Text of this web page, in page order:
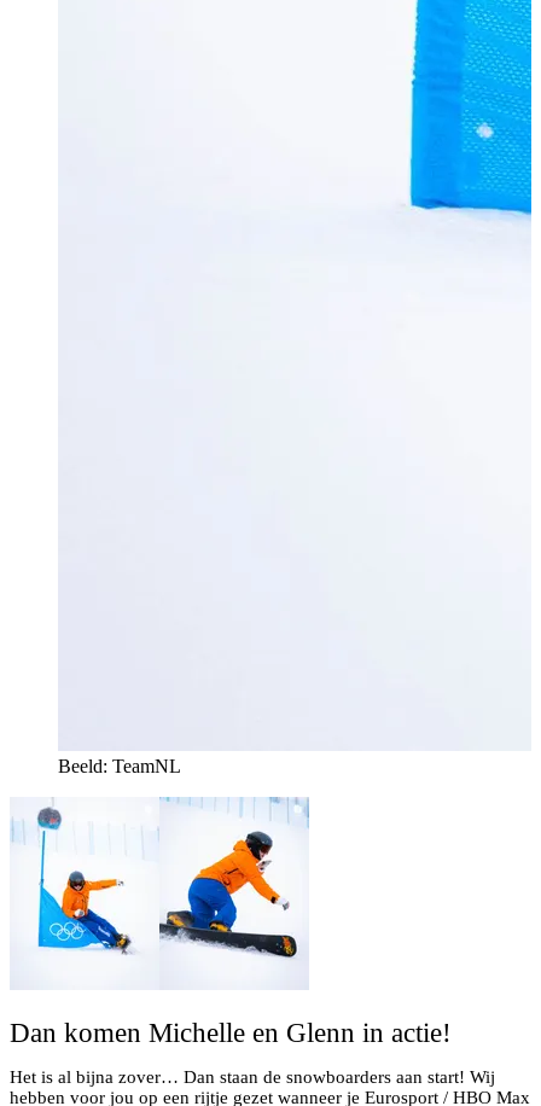
Beeld: TeamNL
Dan komen Michelle en Glenn in actie!
Het is al bijna zover… Dan staan de snowboarders aan start! Wij
hebben voor jou op een rijtje gezet wanneer je Eurosport / HBO Max